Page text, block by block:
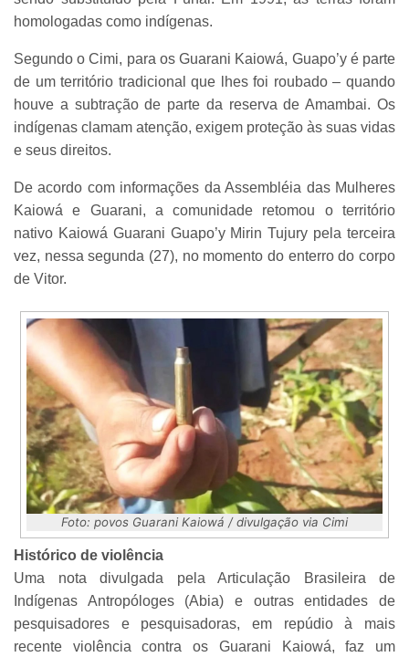
homologadas como indígenas.
Segundo o Cimi, para os Guarani Kaiowá, Guapo’y é parte
de um território tradicional que lhes foi roubado – quando
houve a subtração de parte da reserva de Amambai. Os
indígenas clamam atenção, exigem proteção às suas vidas
e seus direitos.
De acordo com informações da Assembléia das Mulheres
Kaiowá e Guarani, a comunidade retomou o território
nativo Kaiowá Guarani Guapo’y Mirin Tujury pela terceira
vez, nessa segunda (27), no momento do enterro do corpo
de Vitor.
Foto: povos Guarani Kaiowá / divulgação via Cimi
Histórico de violência
Uma nota divulgada pela Articulação Brasileira de
Indígenas Antropóloges (Abia) e outras entidades de
pesquisadores e pesquisadoras, em repúdio à mais
recente violência contra os Guarani Kaiowá, faz um